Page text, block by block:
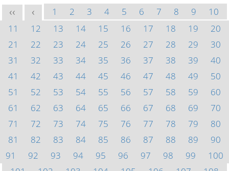
<< < 1 2 3 4 5 6 7 8 9
10
11
12 13 14 15 16 17 18 19
20
21
22 23 24 25 26 27 28 29
30
31
32 33 34 35 36 37 38 39
40
41
42 43 44 45 46 47 48 49
50
51
52 53 54 55 56 57 58 59
60
61
62 63 64 65 66 67 68 69
70
71
72 73 74 75 76 77 78 79
80
81
82 83 84 85 86 87 88 89
90
91
92 93 94 95 96 97 98 99
100